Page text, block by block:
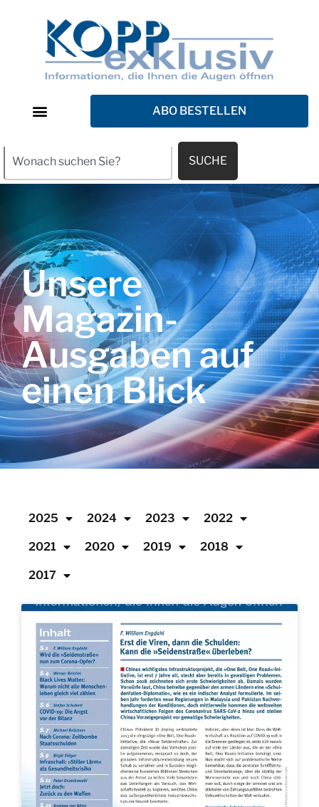
ABO BESTELLEN
SUCHE
Unsere
Magazin-
Ausgaben auf
einen Blick
2025 2024 2023 2022
2021 2020 2019 2018
2017